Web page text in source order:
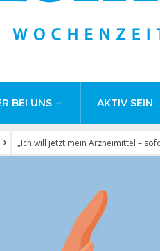
BEI UNS AKTIV SEIN
„Ich will jetzt mein Arzneimittel –